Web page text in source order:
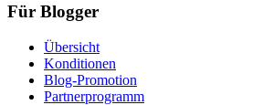
Für Blogger
Übersicht
Konditionen
Blog-Promotion
Partnerprogramm